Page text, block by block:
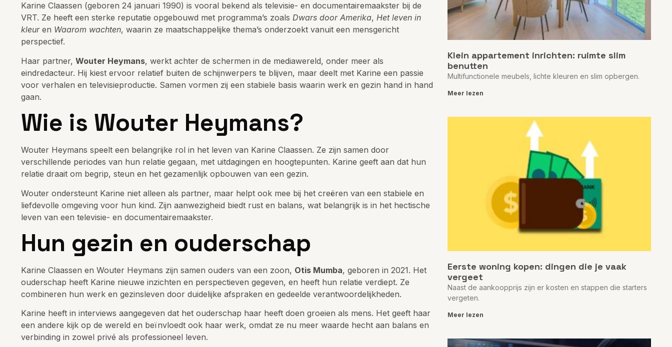
Karine Claassen (geboren 24 januari 1990) is vooral bekend als televisie- en documentairemaakster bij de
VRT. Ze heeft een sterke reputatie opgebouwd met programma’s zoals Dwars door Amerika, Het leven in
kleuren Waarom wachten, waarin ze maatschappelijke thema’s onderzoekt vanuit een mensgericht
perspectief.
Haar partner, Wouter Heymans, werkt achter de schermen in de mediawereld, onder meer als
eindredacteur. Hij kiest ervoor relatief buiten de schijnwerpers te blijven, maar deelt met Karine een passie
voor verhalen en televisieproductie. Samen vormen zij een stabiele basis waarin werk en gezin hand in hand
gaan.
Wie is Wouter Heymans?
Wouter Heymans speelt een belangrijke rol in het leven van Karine Claassen. Ze zijn samen door
verschillende periodes van hun relatie gegaan, met uitdagingen en hoogtepunten. Karine geeft aan dat hun
relatie draait om begrip, steun en het gezamenlijk opbouwen van een gezin.
Wouter ondersteunt Karine niet alleen als partner, maar helpt ook mee bij het creëren van een stabiele en
liefdevolle omgeving voor hun kind. Zijn aanwezigheid biedt rust en balans, wat belangrijk is in het hectische
leven van een televisie- en documentairemaakster.
Hun gezin en ouderschap
Karine Claassen en Wouter Heymans zijn samen ouders van een zoon, Otis Mumba, geboren in 2021. Het
ouderschap heeft Karine nieuwe inzichten en perspectieven gegeven, en heeft hun relatie verdiept. Ze
combineren hun werk en gezinsleven door duidelijke afspraken en gedeelde verantwoordelijkheden.
Karine heeft in interviews aangegeven dat het ouderschap haar heeft doen groeien als mens. Het geeft haar
een andere kijk op de wereld en beïnvloedt ook haar werk, omdat ze nu meer waarde hecht aan balans en
verbinding in zowel privé als professioneel leven.
Klein appartement inrichten: ruimte slim
benutten
Multifunctionele meubels, lichte kleuren en slim opbergen.
Meer lezen
Eerste woning kopen: dingen die je vaak
vergeet
Naast de aankoopprijs zijn er kosten en stappen die starters
vergeten.
Meer lezen